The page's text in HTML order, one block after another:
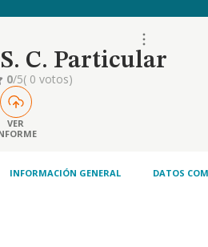
C. Particular
0/5( 0 votos)
VER
INFORMACIÓN GENERAL DATOS